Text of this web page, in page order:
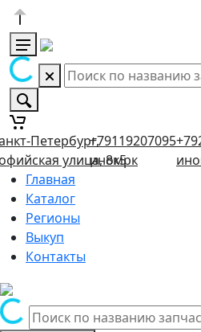
Петербург,
улица, 8к5
+79119207095
иномрк
Главная
Каталог
Регионы
Выкуп
Контакты